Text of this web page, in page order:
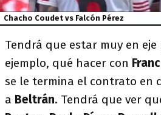
Chacho Coudet vs Falcón Pérez
Tendrá que estar muy en
ejemplo, qué hacer con
se le termina el contrato en
a Beltrán. Tendrá que ver